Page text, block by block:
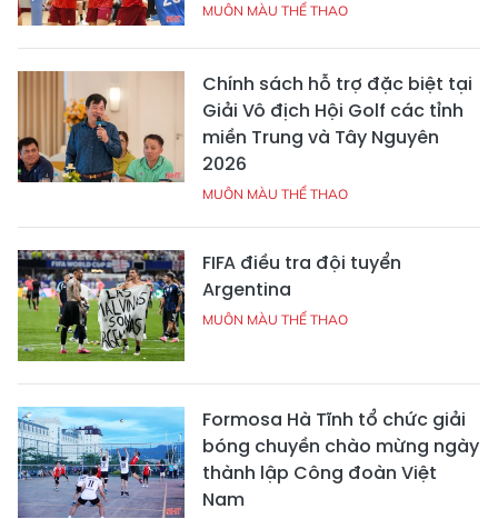
MUÔN MÀU THỂ THAO
Chính sách hỗ trợ đặc biệt tại
Giải Vô địch Hội Golf các tỉnh
miền Trung và Tây Nguyên
2026
MUÔN MÀU THỂ THAO
FIFA điều tra đội tuyển
Argentina
MUÔN MÀU THỂ THAO
Formosa Hà Tĩnh tổ chức giải
bóng chuyền chào mừng ngày
thành lập Công đoàn Việt
Nam